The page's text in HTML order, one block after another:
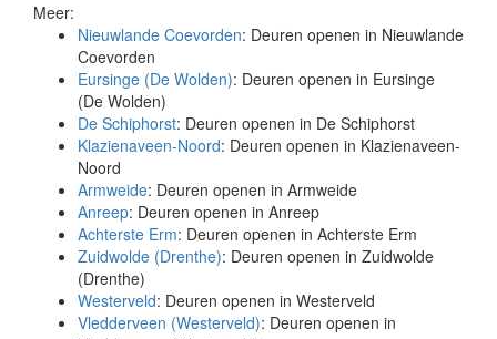
Meer:
Nieuwlande Coevorden: Deuren openen in Nieuwlande
Coevorden
Eursinge (De Wolden): Deuren openen in Eursinge
(De Wolden)
De Schiphorst: Deuren openen in De Schiphorst
Klazienaveen-Noord: Deuren openen in Klazienaveen-
Noord
Armweide: Deuren openen in Armweide
Anreep: Deuren openen in Anreep
Achterste Erm: Deuren openen in Achterste Erm
Zuidwolde (Drenthe): Deuren openen in Zuidwolde
(Drenthe)
Westerveld: Deuren openen in Westerveld
Vledderveen (Westerveld): Deuren openen in